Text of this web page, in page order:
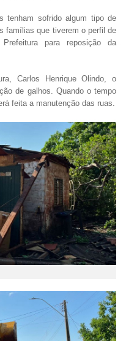
tenham sofrido algum tipo de
famílias que tiverem o perfil de
para reposição da
Carlos Henrique Olindo, o
de galhos. Quando o tempo
feita a manutenção das ruas.